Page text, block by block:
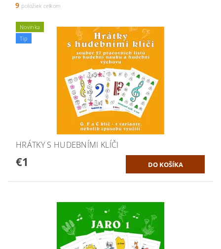
9 položiek celkom
Novinka
Tip
HRÁTKY S HUDEBNÍMI KLÍČI
€1